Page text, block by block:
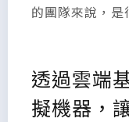
的團隊來說，是
透過雲端
擬機器，